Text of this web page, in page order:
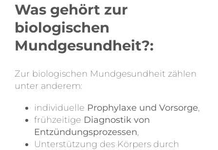
Was gehört zur
biologischen
Mundgesundheit?:
Zur biologischen Mundgesundheit zählen
unter anderem:
individuelle Prophylaxe und Vorsorge,
frühzeitige Diagnostik von
Entzündungsprozessen,
Unterstützung des Körpers durch